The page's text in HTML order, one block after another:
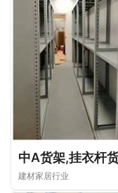
建材家居行业